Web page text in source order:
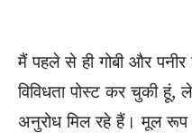
मैं पहले से ही गोबी और
विविधता पोस्ट कर चुकी
अनुरोध मिल रहे हैं। मूल रूप